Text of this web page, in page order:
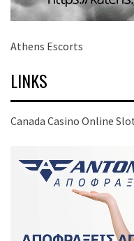
Athens Escorts
LINKS
Canada Casino Online